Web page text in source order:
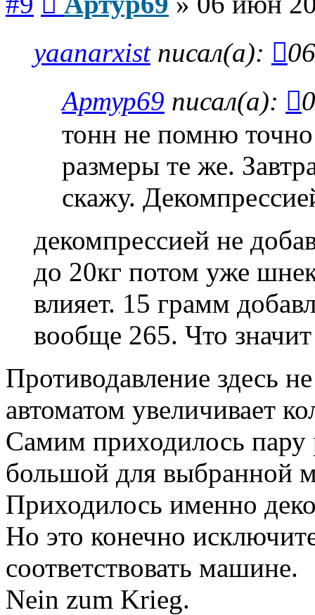
yaanarxistписал(а):
Артур69 писал(а):
тонн не помню
размеры те же.
скажу.
декомпрессией не
до 20кг потом уже
влияет. 15 грамм
вообще 265. Что
Противодавление здесь
автоматом увеличивает
Самим приходилось пару
большой для выбранной
Приходилось именно
Но это конечно
соответствовать машине.
Nein zum Krieg.